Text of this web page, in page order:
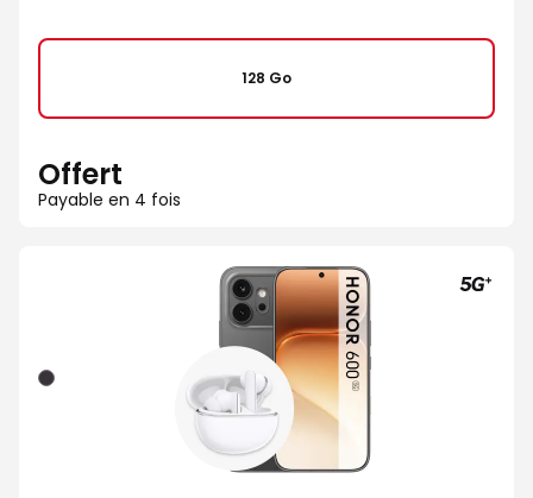
128 Go
Offert
Payable en 4 fois
Noir